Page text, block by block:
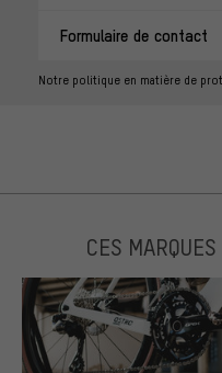
Formulaire de contact
Notre politique en matière de
CES